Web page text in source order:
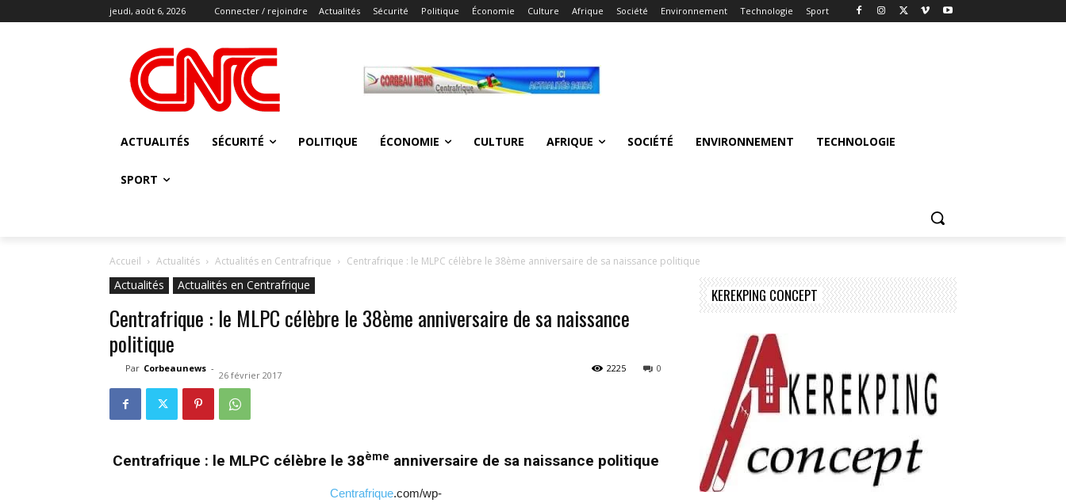
jeudi, août 6, 2026 Connecter / rejoindre Actualités Sécurité Politique Économie Culture Afrique Société Environnement Technologie Sport
ACTUALITÉS SÉCURITÉ POLITIQUE ÉCONOMIE CULTURE AFRIQUE SOCIÉTÉ ENVIRONNEMENT TECHNOLOGIE
SPORT
Accueil Actualités Actualités en Centrafrique Centrafrique : le MLPC célèbre le 38ème anniversaire de sa naissance politique
Actualités Actualités en Centrafrique
Centrafrique : le MLPC célèbre le 38ème anniversaire de sa naissance
politique
Par Corbeaunews -
26 février 2017
0
2225
Centrafrique : le MLPC célèbre le 38ème anniversaire de sa naissance politique
Centrafrique.com/wp-
KEREKPING CONCEPT